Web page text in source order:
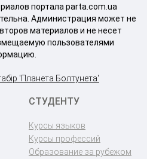
портала parta.com.ua
Администрация может не
материалов и не несет
пользователями
'Планета Болтунета'
СТУДЕНТУ
Курсы языков
Курсы профессий
Образование за рубежом